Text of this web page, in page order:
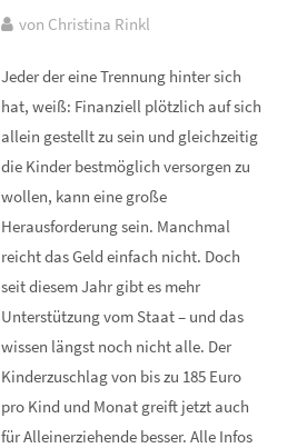
von Christina Rinkl
Jeder der eine Trennung hinter sich
hat, weiß: Finanziell plötzlich auf sich
allein gestellt zu sein und gleichzeitig
die Kinder bestmöglich versorgen zu
wollen, kann eine große
Herausforderung sein. Manchmal
reicht das Geld einfach nicht. Doch
seit diesem Jahr gibt es mehr
Unterstützung vom Staat – und das
wissen längst noch nicht alle. Der
Kinderzuschlag von bis zu 185 Euro
pro Kind und Monat greift jetzt auch
für Alleinerziehende besser. Alle Infos